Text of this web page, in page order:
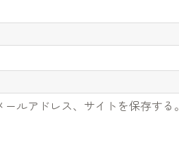
ルアドレス、サイトを保存する。